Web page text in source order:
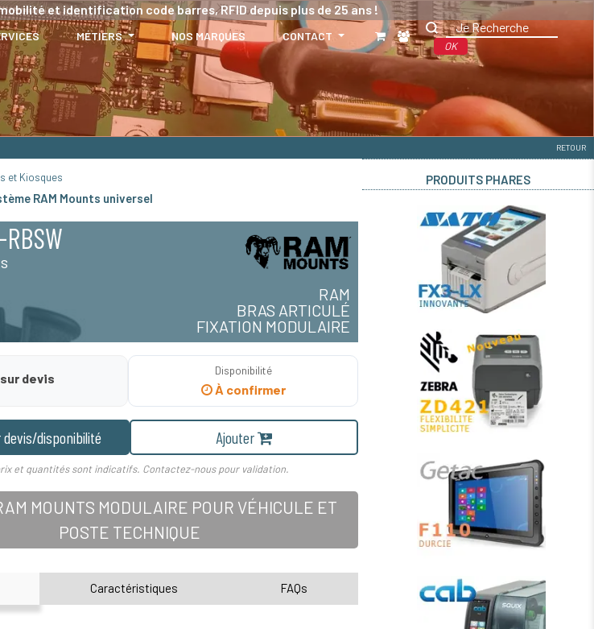
et identification code barres, RFID depuis plus de 25 ans !
MÉTIERS NOS MARQUES CONTACT
OK
RETOUR
et Kiosques
RAM Mounts universel
RAM
BRAS ARTICULÉ
FIXATION MODULAIRE
devis
Disponibilité
À confirmer
devis/disponibilité Ajouter
et quantités sont indicatifs. Contactez-nous pour validation.
MOUNTS MODULAIRE POUR VÉHICULE ET
POSTE TECHNIQUE
Caractéristiques FAQs
PRODUITS PHARES